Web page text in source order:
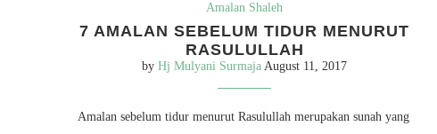
Amalan Shaleh
7 AMALAN SEBELUM TIDUR MENURUT
RASULULLAH
byHj Mulyani Surmaja August 11, 2017
Amalan sebelum tidur menurut Rasulullah merupakan sunah yang